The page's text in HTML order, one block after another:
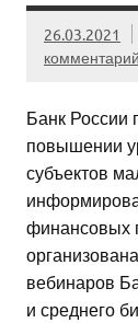
26.03.2021
комментарий
Банк России
повышении
субъектов
финансовых
вебинаров
и среднего